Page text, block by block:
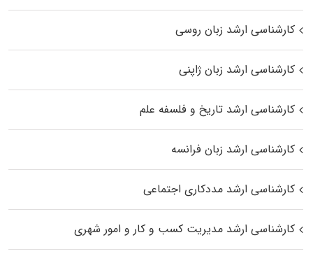
کارشناسی ارشد زبان روسی
کارشناسی ارشد زبان ژاپنی
کارشناسی ارشد تاریخ و فلسفه علم
کارشناسی ارشد زبان فرانسه
کارشناسی ارشد مددکاری اجتماعی
کارشناسی ارشد مدیریت کسب و کار و امور شهری